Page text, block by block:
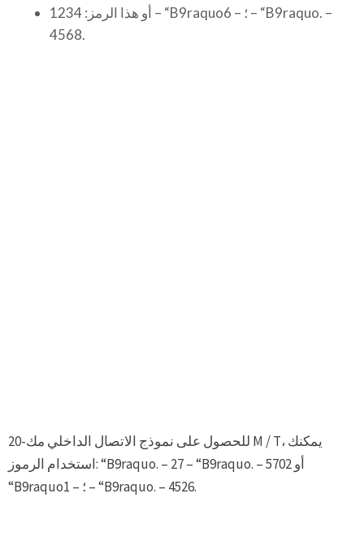
أو هذا الرمز: 1234 – “B9raquo؛ – 6 – “B9raquo. –
4568.
للحصول على نموذج الاتصال الداخلي مك-20 M / T، يمكنك
استخدام الرموز: “В9raquo. – 27 – “B9raquo. – 5702 أو
“B9raquo؛ – 1 – “B9raquo. – 4526.